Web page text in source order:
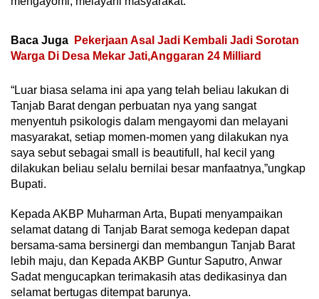
Baca Juga
Pekerjaan Asal Jadi Kembali Jadi Sorotan
Warga Di Desa Mekar Jati,Anggaran 24 Milliard
“Luar biasa selama ini apa yang telah beliau lakukan di
Tanjab Barat dengan perbuatan nya yang sangat
menyentuh psikologis dalam mengayomi dan melayani
masyarakat, setiap momen-momen yang dilakukan nya
saya sebut sebagai small is beautifull, hal kecil yang
dilakukan beliau selalu bernilai besar manfaatnya,”ungkap
Bupati.
Kepada AKBP Muharman Arta, Bupati menyampaikan
selamat datang di Tanjab Barat semoga kedepan dapat
bersama-sama bersinergi dan membangun Tanjab Barat
lebih maju, dan Kepada AKBP Guntur Saputro, Anwar
Sadat mengucapkan terimakasih atas dedikasinya dan
selamat bertugas ditempat barunya.